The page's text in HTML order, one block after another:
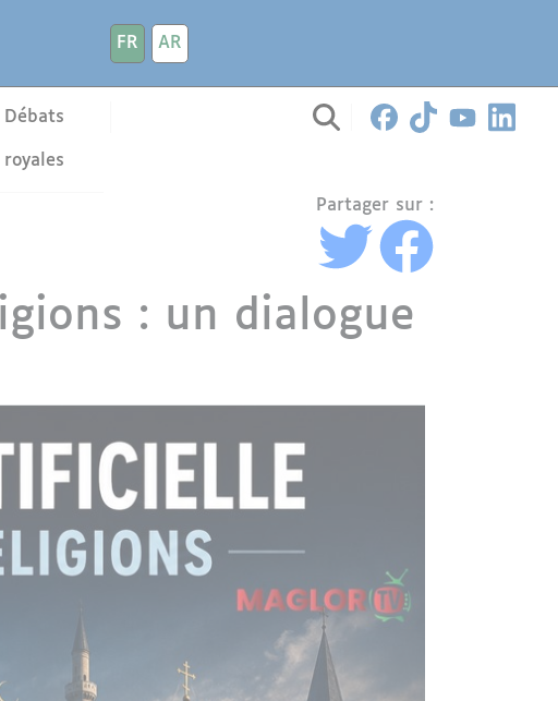
FR
AR
Débats
Partager sur :
: un dialogue